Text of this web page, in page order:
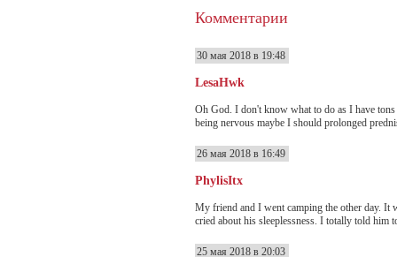
Комментарии
30 мая 2018 в 19:48
LesaHwk
Oh God. I don't know what to do as I have
being nervous maybe I should prolonged
26 мая 2018 в 16:49
PhylisItx
My friend and I went camping the other day. It
cried about his sleeplessness. I totally told him
25 мая 2018 в 20:03